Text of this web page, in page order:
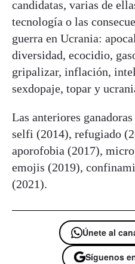
candidatas, varias de
tecnología o las
guerra en Ucrania:
diversidad, ecocidio,
gripalizar, inflación,
sexdopaje, topar y
Las anteriores
selfi (2014), refugiado
aporofobia (2017),
emojis (2019),
(2021).
Únete al
Síguenos